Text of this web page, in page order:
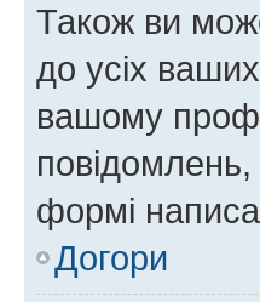
Також ви
до усіх
вашому
формі
Догори